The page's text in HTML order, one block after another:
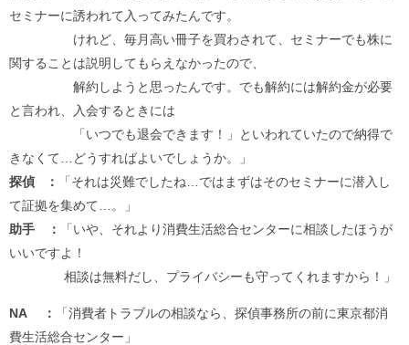
セミナーに誘われて入ってみたんです。
けれど、毎月高い冊子を買わされて、セミナーでも株に
関することは説明してもらえなかったので、
解約しようと思ったんです。でも解約には解約金が必要
と言われ、入会するときには
「いつでも退会できます！」といわれていたので納得で
きなくて…どうすればよいでしょうか。」
探偵 ：
「それは災難でしたね…ではまずはそのセミナーに潜入し
て証拠を集めて…。」
助手 ：
「いや、それより消費生活総合センターに相談したほうが
いいですよ！
相談は無料だし、プライバシーも守ってくれますから！」
NA ：
「消費者トラブルの相談なら、探偵事務所の前に東京都消
費生活総合センター」